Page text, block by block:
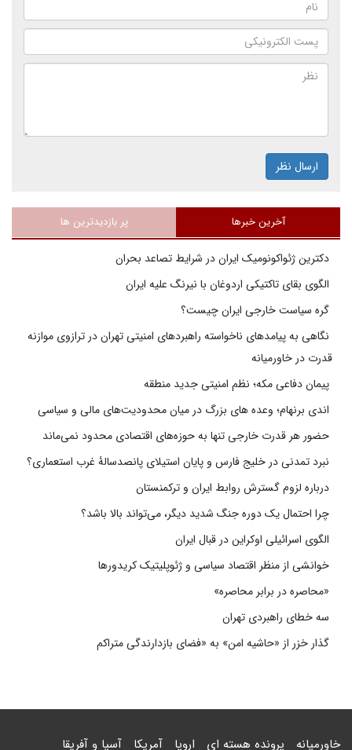
ارسال نظر
آخرین خبرها پر بازدیدترین ها
دکترین ژئواکونومیک ایران در شرایط تصاعد بحران
الگوی بقای تاکتیکی اردوغان با نیرنگ علیه ایران
گره سیاست خارجی ایران چیست؟
نگاهی به پیامدهای ناخواسته راهبردهای امنیتی تهران در ترازوی موازنه
قدرت در خاورمیانه
پیمان دفاعی مکه؛ نظم امنیتی جدید منطقه
اندی برنهام؛ وعده های بزرگ در میان محدودیت‌های مالی و سیاسی
حضور هر قدرت خارجی تنها به حوزه‌های اقتصادی محدود نمی‌ماند
نبرد تمدنی در خلیج فارس و پایان استیلای پانصدسالۀ غرب استعماری؟
درباره لزوم گسترش روابط ایران و ترکمنستان
چرا احتمال یک دوره جنگ شدید دیگر، می‌تواند بالا باشد؟
الگوی اسرائیلی اوکراین در قبال ایران
خوانشی از منظر اقتصاد سیاسی و ژئوپلیتیک کریدورها
«محاصره در برابر محاصره»
سه خطای راهبردی تهران
گذار خزر از «حاشیه امن» به «فضای بازدارندگی متراکم
خاورمیانه پرونده هسته ای اروپا آمریکا آسیا و آفریقا